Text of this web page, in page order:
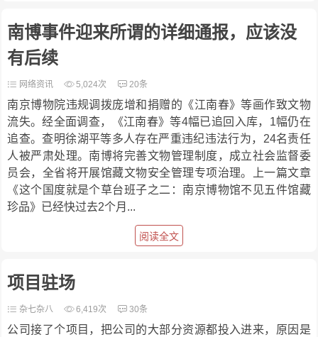
南博事件迎来所谓的详细通报，应该没
有后续
网络资讯 5,024次 20条
南京博物院违规调拨庞增和捐赠的《江南春》等画作致文物
流失。经全面调查，《江南春》等4幅已追回入库，1幅仍在
追查。查明徐湖平等多人存在严重违纪违法行为，24名责任
人被严肃处理。南博将完善文物管理制度，成立社会监督委
员会，全省将开展馆藏文物安全管理专项治理。上一篇文章
《这个国度就是个草台班子之二：南京博物馆不见五件馆藏
珍品》已经快过去2个月...
阅读全文
项目驻场
杂七杂八 6,419次 30条
公司接了个项目，把公司的大部分资源都投入进来，原因是